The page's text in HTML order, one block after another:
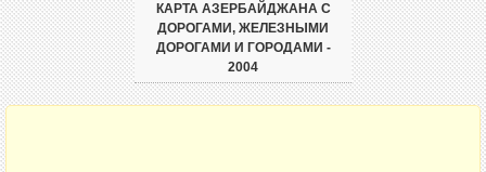
КАРТА АЗЕРБАЙДЖАНА С
ДОРОГАМИ, ЖЕЛЕЗНЫМИ
ДОРОГАМИ И ГОРОДАМИ -
2004